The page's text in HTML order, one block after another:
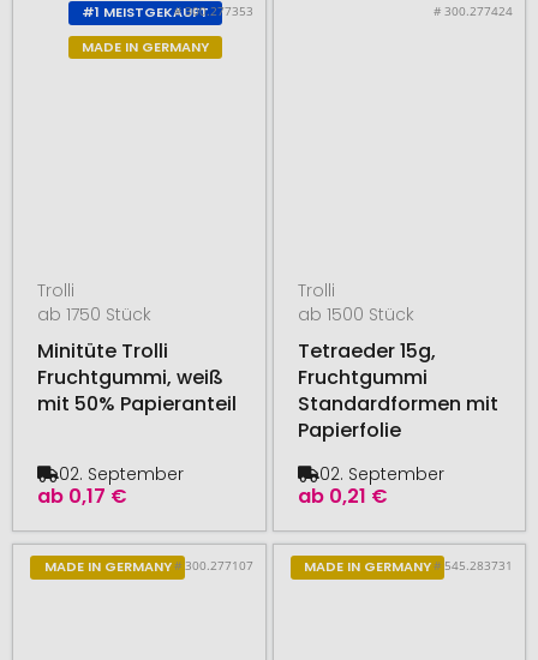
#1 MEISTGEKAUFT
MADE IN GERMANY
# 300.277353
Trolli
ab 1750 Stück
Minitüte Trolli
Fruchtgummi, weiß
mit 50% Papieranteil
ab 0,17 €
02. September
# 300.277424
Trolli
ab 1500 Stück
Tetraeder 15g,
Fruchtgummi
Standardformen mit
Papierfolie
ab 0,21 €
02. September
MADE IN GERMANY# 300.277107 MADE IN GERMANY# 545.283731